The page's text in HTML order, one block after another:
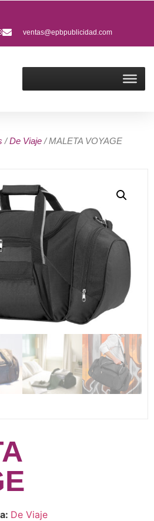
ventas@epbpublicidad.com
/De Viaje / MALETA VOYAGE
De Viaje